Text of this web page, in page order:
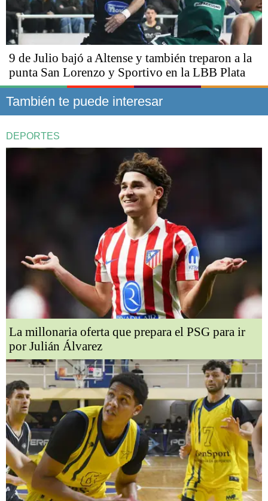
9 de Julio bajó a Altense y también treparon a la
punta San Lorenzo y Sportivo en la LBB Plata
También te puede interesar
DEPORTES
La millonaria oferta que prepara el PSG para ir
por Julián Álvarez